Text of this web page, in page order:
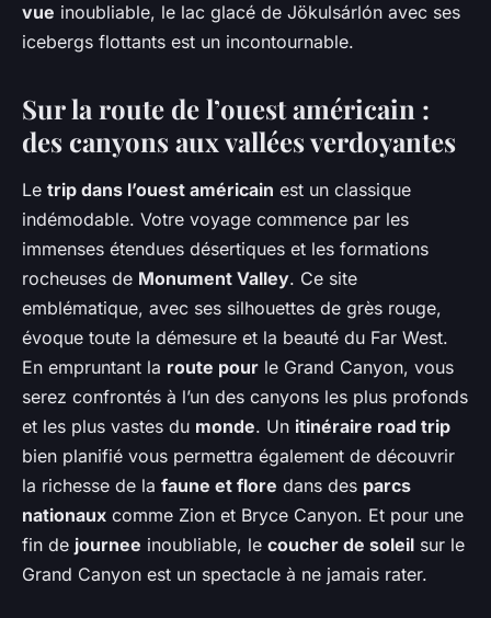
vue inoubliable, le lac glacé de Jökulsárlón avec ses
icebergs flottants est un incontournable.
Sur la route de l’ouest américain :
des canyons aux vallées verdoyantes
Le trip dans l’ouest américain est un classique
indémodable. Votre voyage commence par les
immenses étendues désertiques et les formations
rocheuses de Monument Valley. Ce site
emblématique, avec ses silhouettes de grès rouge,
évoque toute la démesure et la beauté du Far West.
En empruntant la route pour le Grand Canyon, vous
serez confrontés à l’un des canyons les plus profonds
et les plus vastes du monde. Un itinéraire road trip
bien planifié vous permettra également de découvrir
la richesse de la faune et flore dans des parcs
nationaux comme Zion et Bryce Canyon. Et pour une
fin de journee inoubliable, le coucher de soleil sur le
Grand Canyon est un spectacle à ne jamais rater.